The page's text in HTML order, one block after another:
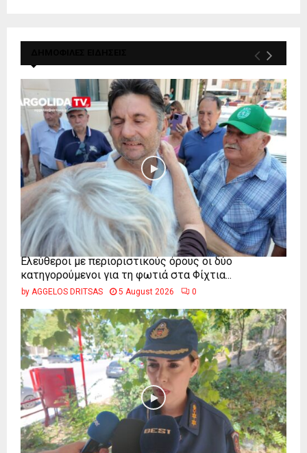
Ελεύθεροι με περιοριστικούς όρους οι δύο
κατηγορούμενοι για τη φωτιά στα Φίχτια...
by AGGELOS DRITSAS 5 August 2026 0